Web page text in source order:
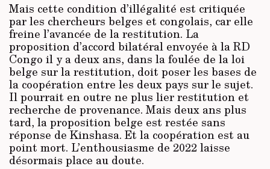
Mais cette condition d’illégalité est critiquée
par les chercheurs belges et congolais, car elle
freine l’avancée de la restitution. La
proposition d’accord bilatéral envoyée à la RD
Congo il y a deux ans, dans la foulée de la loi
belge sur la restitution, doit poser les bases de
la coopération entre les deux pays sur le sujet.
Il pourrait en outre ne plus lier restitution et
recherche de provenance. Mais deux ans plus
tard, la proposition belge est restée sans
réponse de Kinshasa. Et la coopération est au
point mort. L’enthousiasme de 2022 laisse
désormais place au doute.